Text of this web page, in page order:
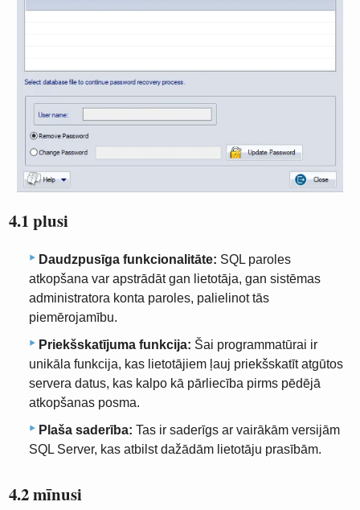
4.1 plusi
Daudzpusīga funkcionalitāte: SQL paroles
atkopšana var apstrādāt gan lietotāja, gan sistēmas
administratora konta paroles, palielinot tās
piemērojamību.
Priekšskatījuma funkcija: Šai programmatūrai ir
unikāla funkcija, kas lietotājiem ļauj priekšskatīt atgūtos
servera datus, kas kalpo kā pārliecība pirms pēdējā
atkopšanas posma.
Plaša saderība: Tas ir saderīgs ar vairākām versijām
SQL Server, kas atbilst dažādām lietotāju prasībām.
4.2 mīnusi